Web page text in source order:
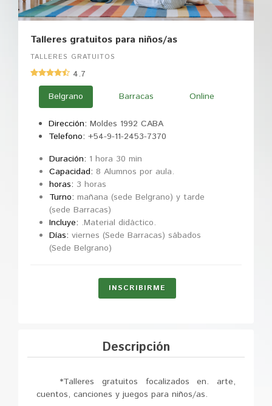
Talleres gratuitos para niños/as
TALLERES GRATUITOS
4.7
Belgrano
Barracas Online
Dirección: Moldes 1992 CABA
Telefono: +54-9-11-2453-7370
Duración: 1 hora 30 min
Capacidad: 8 Alumnos por aula.
horas: 3 horas
Turno: mañana (sede Belgrano) y tarde
(sede Barracas)
Incluye: .Material didáctico.
Días: viernes (Sede Barracas) sábados
(Sede Belgrano)
INSCRIBIRME
Descripción
*Talleres gratuitos focalizados en. arte,
cuentos, canciones y juegos para niños/as.